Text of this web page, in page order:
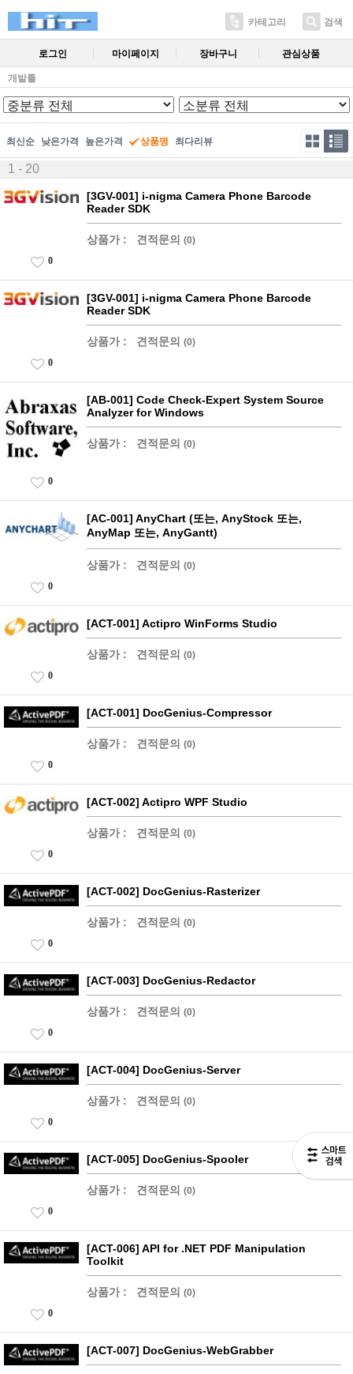
카테고리 검색
로그인 마이페이지 장바구니 관심상품
개발툴
최신순 낮은가격 높은가격 상품명 최다리뷰
1 - 20
[3GV-001] i-nigma Camera Phone Barcode
Reader SDK
상품가 : 견적문의 (0)
0
[3GV-001] i-nigma Camera Phone Barcode
Reader SDK
상품가 : 견적문의 (0)
0
[AB-001] Code Check-Expert System Source
Analyzer for Windows
상품가 : 견적문의 (0)
0
[AC-001] AnyChart (또는, AnyStock 또는,
AnyMap 또는, AnyGantt)
상품가 : 견적문의 (0)
0
[ACT-001] Actipro WinForms Studio
상품가 : 견적문의 (0)
0
[ACT-001] DocGenius-Compressor
상품가 : 견적문의 (0)
0
[ACT-002] Actipro WPF Studio
상품가 : 견적문의 (0)
0
[ACT-002] DocGenius-Rasterizer
상품가 : 견적문의 (0)
0
[ACT-003] DocGenius-Redactor
상품가 : 견적문의 (0)
0
[ACT-004] DocGenius-Server
상품가 : 견적문의 (0)
0
[ACT-005] DocGenius-Spooler
상품가 : 견적문의 (0)
0
[ACT-006] API for .NET PDF Manipulation
Toolkit
상품가 : 견적문의 (0)
0
[ACT-007] DocGenius-WebGrabber